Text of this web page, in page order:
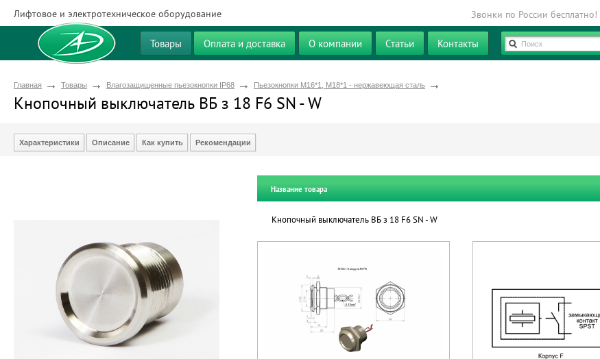
Лифтовое и электротехническое оборудование Звонки по России бесплатно!
Товары Оплата и доставка О компании Статьи Контакты Поиск
Главная Товары Влагозащищенные пьезокнопки IP68 Пьезокнопки М16*1, М18*1 - нержавеющая сталь
Кнопочный выключатель ВБ з 18 F6 SN - W
Характеристики Описание Как купить Рекомендации
Название товара
Кнопочный выключатель ВБ з 18 F6 SN - W